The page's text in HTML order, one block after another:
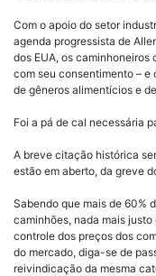
Com o apoio do setor
agenda progressista de
dos EUA, os caminhoneiros
com seu consentimento –
de gêneros alimentícios e
Foi a pá de cal necessária
A breve citação histórica
estão em aberto, da greve
Sabendo que mais de 60%
caminhões, nada mais
controle dos preços dos
do mercado, diga-se de
reivindicação da mesma